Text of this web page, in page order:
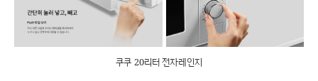
쿠쿠 20리터 전자레인지